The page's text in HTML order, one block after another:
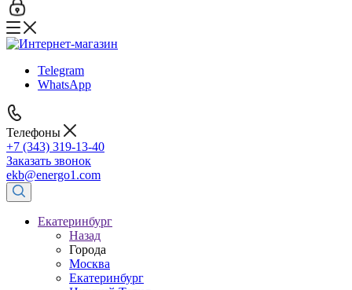
Telegram
WhatsApp
Телефоны
+7 (343) 319-13-40
Заказать звонок
ekb@energo1.com
Екатеринбург
Назад
Города
Москва
Екатеринбург